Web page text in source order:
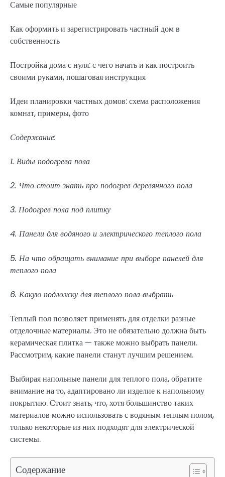
Самые популярные
Как оформить и зарегистрировать частный дом в
собственность
Постройка дома с нуля: с чего начать и как построить
своими руками, пошаговая инструкция
Идеи планировки частных домов: схема расположения
комнат, примеры, фото
Содержание:
1. Виды подогрева пола
2. Что стоит знать про подогрев деревянного пола
3. Подогрев пола под плитку
4. Панели для водяного и электрического теплого пола
5. На что обращать внимание при выборе панелей для
теплого пола
6. Какую подложку для теплого пола выбрать
Теплый пол позволяет применять для отделки разные
отделочные материалы. Это не обязательно должна быть
керамическая плитка — также можно выбрать панели.
Рассмотрим, какие панели станут лучшим решением.
Выбирая напольные панели для теплого пола, обратите
внимание на то, адаптировано ли изделие к напольному
покрытию. Стоит знать, что, хотя большинство таких
материалов можно использовать с водяным теплым полом,
только некоторые из них подходят для электрической
системы.
Содержание